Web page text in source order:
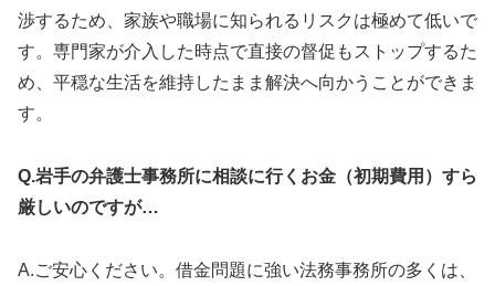
渉するため、家族や職場に知られるリスクは極めて低いで
す。専門家が介入した時点で直接の督促もストップするた
め、平穏な生活を維持したまま解決へ向かうことができま
す。
Q.岩手の弁護士事務所に相談に行くお金（初期費用）すら
厳しいのですが…
A.ご安心ください。借金問題に強い法務事務所の多くは、